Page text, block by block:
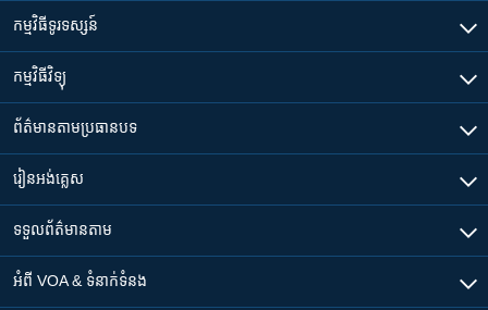
កម្មវិធី​ទូរទស្សន៍
កម្មវិធី​វិទ្យុ
ព័ត៌មាន​តាមប្រធានបទ​
រៀន​​អង់គ្លេស
ទទួល​ព័ត៌មាន​តាម
អំពី​ VOA & ទំនាក់ទំនង